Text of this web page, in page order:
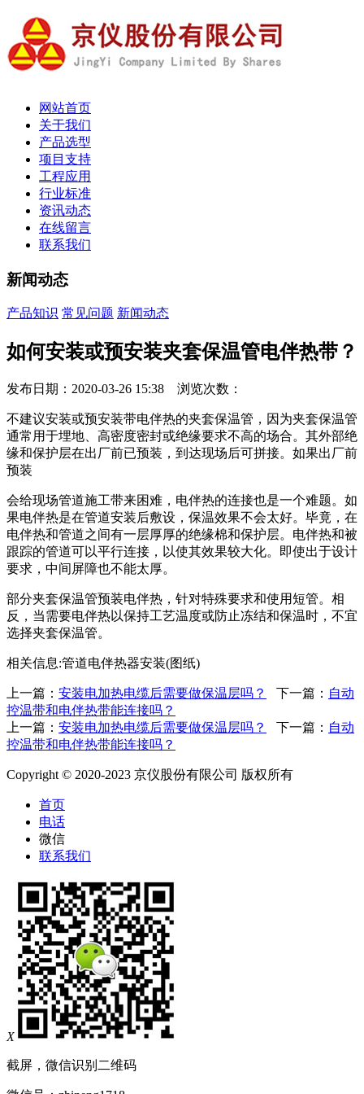
网站首页
关于我们
产品选型
项目支持
工程应用
行业标准
资讯动态
在线留言
联系我们
新闻动态
产品知识 常见问题 新闻动态
如何安装或预安装夹套保温管电伴热带？
发布日期：2020-03-26 15:38 浏览次数：
不建议安装或预安装带电伴热的夹套保温管，因为夹套保温管
通常用于埋地、高密度密封或绝缘要求不高的场合。其外部绝
缘和保护层在出厂前已预装，到达现场后可拼接。如果出厂前
预装
会给现场管道施工带来困难，电伴热的连接也是一个难题。如
果电伴热是在管道安装后敷设，保温效果不会太好。毕竟，在
电伴热和管道之间有一层厚厚的绝缘棉和保护层。电伴热和被
跟踪的管道可以平行连接，以使其效果较大化。即使出于设计
要求，中间屏障也不能太厚。
部分夹套保温管预装电伴热，针对特殊要求和使用短管。相
反，当需要电伴热以保持工艺温度或防止冻结和保温时，不宜
选择夹套保温管。
相关信息:管道电伴热器安装(图纸)
上一篇： 安装电加热电缆后需要做保温层吗？ 下一篇： 自动
控温带和电伴热带能连接吗？
上一篇： 安装电加热电缆后需要做保温层吗？ 下一篇： 自动
控温带和电伴热带能连接吗？
Copyright © 2020-2023 京仪股份有限公司 版权所有
首页
电话
微信
联系我们
X
截屏，微信识别二维码